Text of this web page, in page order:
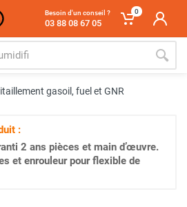
Besoin d'un conseil ?
03 88 08 67 05
0
gasoil, fuel et GNR
:
2 ans pièces et main d’œuvre.
et enrouleur pour flexible de